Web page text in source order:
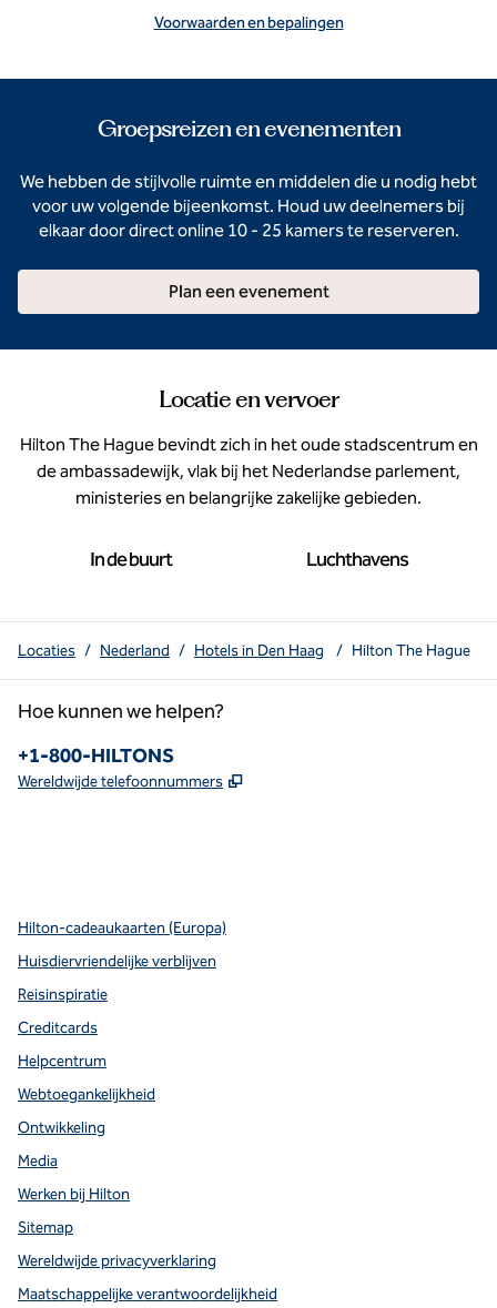
Voorwaarden en bepalingen
Groepsreizen en evenementen
We hebben de stijlvolle ruimte en middelen die u nodig hebt
voor uw volgende bijeenkomst. Houd uw deelnemers bij
elkaar door direct online 10 - 25 kamers te reserveren.
Plan een evenement
Locatie en vervoer
Hilton The Hague bevindt zich in het oude stadscentrum en
de ambassadewijk, vlak bij het Nederlandse parlement,
ministeries en belangrijke zakelijke gebieden.
In de buurt Luchthavens
Locaties / Nederland / Hotels in Den Haag / Hilton The Hague
Hoe kunnen we helpen?
Telefoon:
+1-800-HILTONS
Wereldwijde telefoonnummers ,
Hilton-cadeaukaarten (Europa)
Huisdiervriendelijke verblijven
Reisinspiratie
Creditcards
Helpcentrum
Webtoegankelijkheid
Ontwikkeling
Media
Werken bij Hilton
Sitemap
Wereldwijde privacyverklaring
Maatschappelijke verantwoordelijkheid